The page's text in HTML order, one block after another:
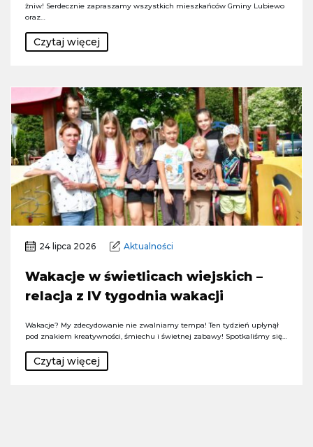
żniw! Serdecznie zapraszamy wszystkich mieszkańców Gminy Lubiewo
oraz…
Czytaj więcej
24 lipca 2026 Aktualności
Wakacje w świetlicach wiejskich –
relacja z IV tygodnia wakacji
Wakacje? My zdecydowanie nie zwalniamy tempa! Ten tydzień upłynął
pod znakiem kreatywności, śmiechu i świetnej zabawy! Spotkaliśmy się…
Czytaj więcej